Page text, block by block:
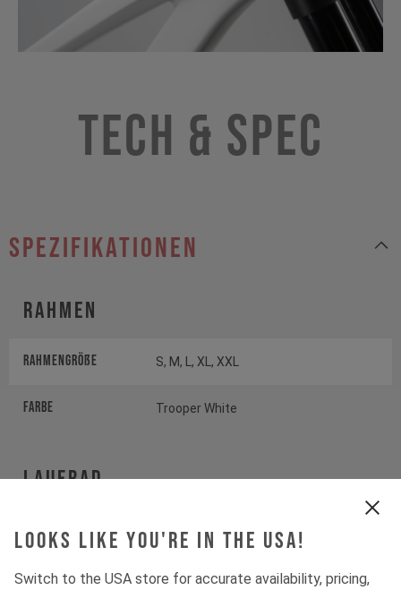
Looks like you're in the USA!
Switch to the USA store for accurate availability, pricing,
Tech & Spec
Spezifikationen
Rahmen
Rahmengröße S, M, L, XL, XXL
Farbe Trooper White
Laufrad
Laufrad
SUNRINGLE DUROC SD37
COMP